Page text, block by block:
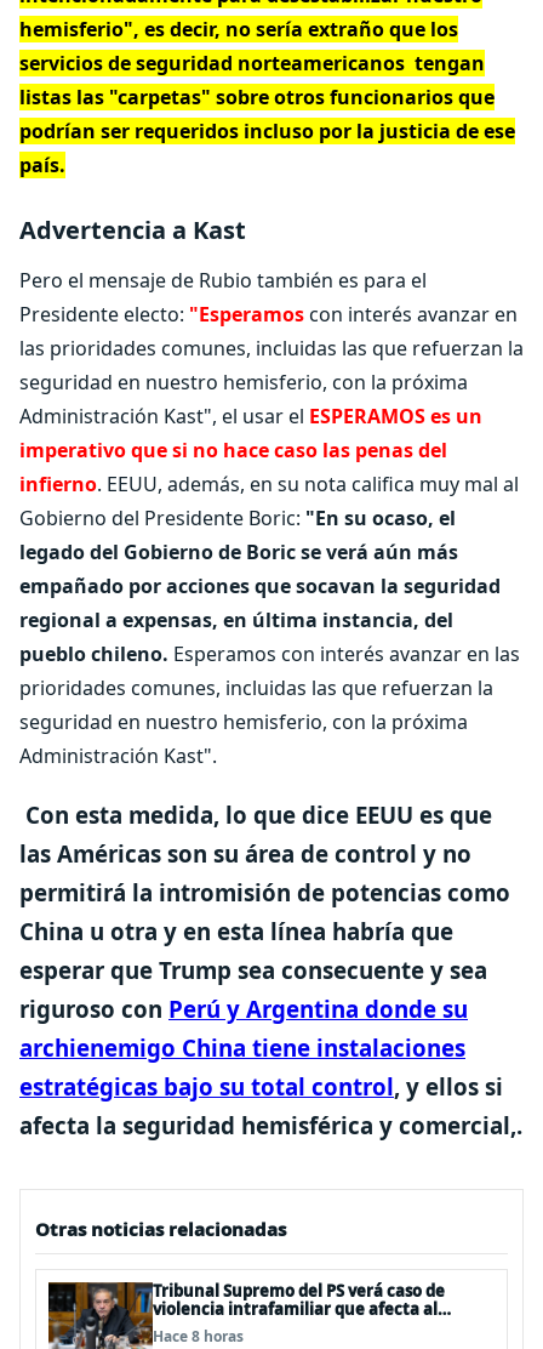
hemisferio", es decir, no sería extraño que los
servicios de seguridad norteamericanos tengan
listas las "carpetas" sobre otros funcionarios que
podrían ser requeridos incluso por la justicia de ese
país.
Advertencia a Kast
Pero el mensaje de Rubio también es para el
Presidente electo: "Esperamoscon interés avanzar en
las prioridades comunes, incluidas las que refuerzan la
seguridad en nuestro hemisferio, con la próxima
Administración Kast", el usar el ESPERAMOS es un
imperativo que si no hace caso las penas del
infierno. EEUU, además, en su nota califica muy mal al
Gobierno del Presidente Boric: "En su ocaso, el
legado del Gobierno de Boric se verá aún más
empañado por acciones que socavan la seguridad
regional a expensas, en última instancia, del
pueblo chileno. Esperamos con interés avanzar en las
prioridades comunes, incluidas las que refuerzan la
seguridad en nuestro hemisferio, con la próxima
Administración Kast".
Con esta medida, lo que dice EEUU es que
las Américas son su área de control y no
permitirá la intromisión de potencias como
China u otra y en esta línea habría que
esperar que Trump sea consecuente y sea
riguroso con Perú y Argentina donde su
archienemigo China tiene instalaciones
estratégicas bajo su total control, y ellos si
afecta la seguridad hemisférica y comercial,.
Otras noticias relacionadas
Tribunal Supremo del PS verá caso de
violencia intrafamiliar que afecta al
senador Fidel Espinoza
Hace 8 horas